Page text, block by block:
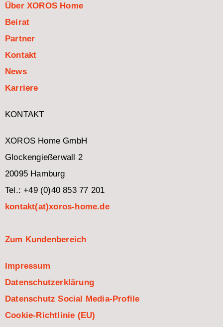
Über XOROS Home
Beirat
Partner
Kontakt
News
Karriere
KONTAKT
XOROS Home GmbH
Glockengießerwall 2
20095 Hamburg
Tel.: +49 (0)40 853 77 201
kontakt(at)xoros-home.de
Zum Kundenbereich
Impressum
Datenschutzerklärung
Datenschutz Social Media-Profile
Cookie-Richtlinie (EU)